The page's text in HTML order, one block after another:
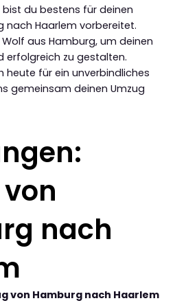
bist du bestens für deinen
nach Haarlem vorbereitet.
aus Hamburg, um deinen
erfolgreich zu gestalten.
heute für ein unverbindliches
gemeinsam deinen Umzug
nach
von Hamburg nach Haarlem